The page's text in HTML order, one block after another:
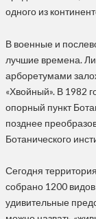
одного из
В военные и
лучшие времена.
арборетумами
«Хвойный». В 1982
опорный пункт
позднее
Ботанического
Сегодня
собрано 1200
удивительные